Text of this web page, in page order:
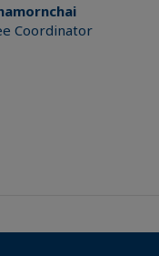
Coordinator